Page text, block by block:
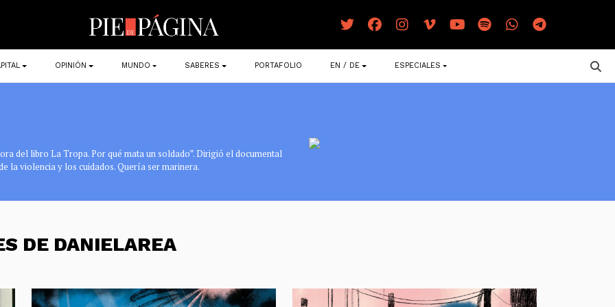
OPINIÓN MUNDO SABERES PORTAFOLIO EN / DE ESPECIALES
del libro La Tropa. Por qué mata un soldado”. Dirigió el documental
la violencia y los cuidados. Quería ser marinera.
DE DANIELAREA